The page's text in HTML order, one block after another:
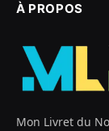
À PROPOS
Mon Livret du